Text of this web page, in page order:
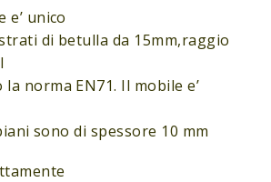
unico
di betulla da 15mm,raggio
norma EN71. Il mobile e’
sono di spessore 10 mm